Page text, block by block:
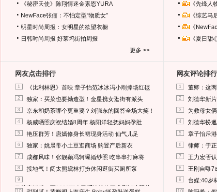
《秘密天使》陈翔情迷金素恩YURA
NewFace张俪：不怕定型“物质女”
明星时尚周报：女明星的欲望衣橱
日韩时尚周报 好莱坞街拍周报
更多 >>
《先锋
《综艺
《
《夏日
网友点击排行
1 《比利林恩》首映 章子怡范冰冰冯小刚捧场红毯
2 独家：买菜也要拗造型！金星携女逛街有派头
3 京东和奶茶哪个更重要？刘强东的回答全场大笑！
4 杨威晒照庆祝结婚8周年 杨阳洋轻抚妈妈孕肚
5 艳压群芳！唐嫣修身长裙现身活动 仙气儿足
6 独家：姚晨带小土豆逛商场 购置产后新衣
7 成都风味！张靓颖冯轲曝婚纱照 吃串串打麻将
8 接地气！阔太熊黛林打扮休闲逛街买厕所泵
9
马蓉离婚后，砸1000万人民币给媒体要求删掉这照片
10
网友评论排行
1 董卿：这
2 刘德华新
3 为救母女
4 刘德华扮
5 章子怡斥
6 律师：于
7 王力宏否
8 王刚自曝7
9 台媒:40岁
10